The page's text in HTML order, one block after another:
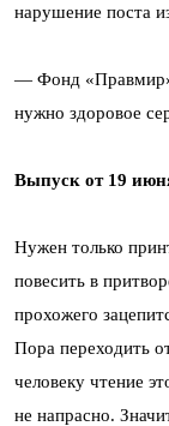
нарушение поста
— Фонд
нужно здоровое
Выпуск от 19
Нужен только
повесить в
прохожего
Пора переходить
человеку чтение
не напрасно.